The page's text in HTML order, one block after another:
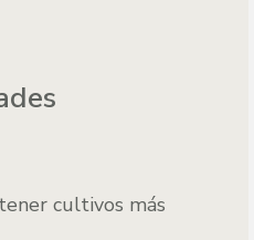
cultivos más